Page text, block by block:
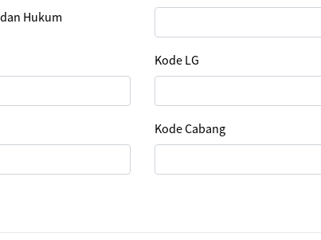
Hukum
Kode LG
Kode Cabang